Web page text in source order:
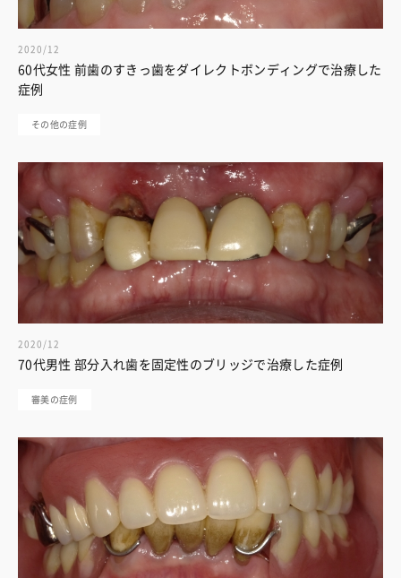
2020/12
60代女性 前歯のすきっ歯をダイレクトボンディングで治療した
症例
その他の症例
2020/12
70代男性 部分入れ歯を固定性のブリッジで治療した症例
審美の症例